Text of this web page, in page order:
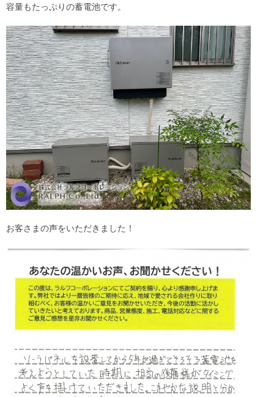
容量もたっぷりの蓄電池です。
お客さまの声をいただきました！